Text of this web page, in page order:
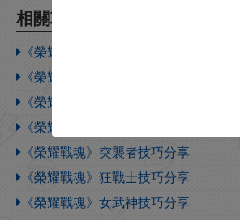
相關攻略
《榮耀戰魂》攻城小技巧分享
《榮耀戰魂》Y5S1看守者調整內容一覽
《榮耀戰魂》守望者技巧分享
《榮耀戰魂》和平使者技巧分享
《榮耀戰魂》突襲者技巧分享
《榮耀戰魂》狂戰士技巧分享
《榮耀戰魂》女武神技巧分享